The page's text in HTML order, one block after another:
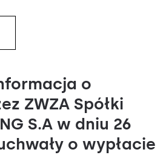
o
ZWZA Spółki
S.A w dniu 26
o wypłacie